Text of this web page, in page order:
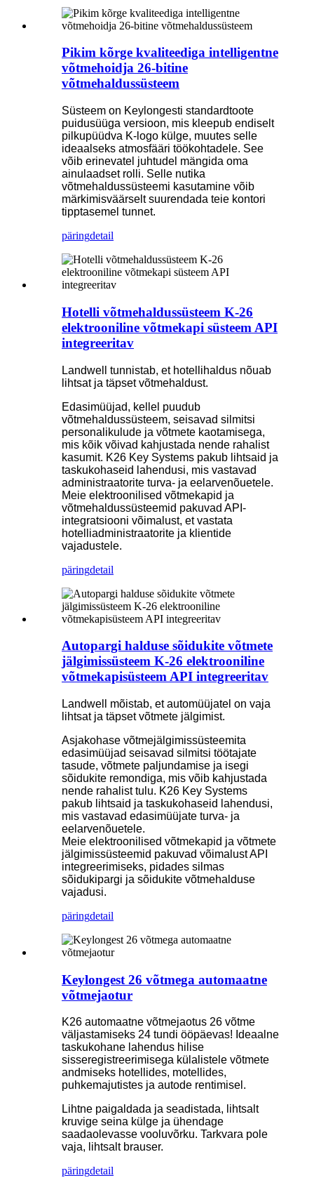
Pikim kõrge kvaliteediga intelligentne
võtmehoidja 26-bitine
võtmehaldussüsteem
Süsteem on Keylongesti standardtoote
puidusüüga versioon, mis kleepub endiselt
pilkupüüdva K-logo külge, muutes selle
ideaalseks atmosfääri töökohtadele. See
võib erinevatel juhtudel mängida oma
ainulaadset rolli. Selle nutika
võtmehaldussüsteemi kasutamine võib
märkimisväärselt suurendada teie kontori
tipptasemel tunnet.
päringdetail
Hotelli võtmehaldussüsteem K-26
elektrooniline võtmekapi süsteem API
integreeritav
Landwell tunnistab, et hotellihaldus nõuab
lihtsat ja täpset võtmehaldust.
Edasimüüjad, kellel puudub
võtmehaldussüsteem, seisavad silmitsi
personalikulude ja võtmete kaotamisega,
mis kõik võivad kahjustada nende rahalist
kasumit. K26 Key Systems pakub lihtsaid ja
taskukohaseid lahendusi, mis vastavad
administraatorite turva- ja eelarvenõuetele.
Meie elektroonilised võtmekapid ja
võtmehaldussüsteemid pakuvad API-
integratsiooni võimalust, et vastata
hotelliadministraatorite ja klientide
vajadustele.
päringdetail
Autopargi halduse sõidukite võtmete
jälgimissüsteem K-26 elektrooniline
võtmekapisüsteem API integreeritav
Landwell mõistab, et automüüjatel on vaja
lihtsat ja täpset võtmete jälgimist.
Asjakohase võtmejälgimissüsteemita
edasimüüjad seisavad silmitsi töötajate
tasude, võtmete paljundamise ja isegi
sõidukite remondiga, mis võib kahjustada
nende rahalist tulu. K26 Key Systems
pakub lihtsaid ja taskukohaseid lahendusi,
mis vastavad edasimüüjate turva- ja
eelarvenõuetele.
Meie elektroonilised võtmekapid ja võtmete
jälgimissüsteemid pakuvad võimalust API
integreerimiseks, pidades silmas
sõidukipargi ja sõidukite võtmehalduse
vajadusi.
päringdetail
Keylongest 26 võtmega automaatne
võtmejaotur
K26 automaatne võtmejaotus 26 võtme
väljastamiseks 24 tundi ööpäevas! Ideaalne
taskukohane lahendus hilise
sisseregistreerimisega külalistele võtmete
andmiseks hotellides, motellides,
puhkemajutistes ja autode rentimisel.
Lihtne paigaldada ja seadistada, lihtsalt
kruvige seina külge ja ühendage
saadaolevasse vooluvõrku. Tarkvara pole
vaja, lihtsalt brauser.
päringdetail